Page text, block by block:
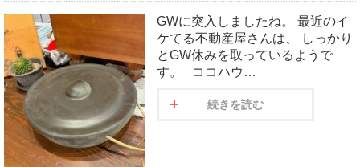
GWに突入しましたね。 最近のイ
ケてる不動産屋さんは、 しっかり
とGW休みを取っているようで
す。 ココハウ…
続きを読む